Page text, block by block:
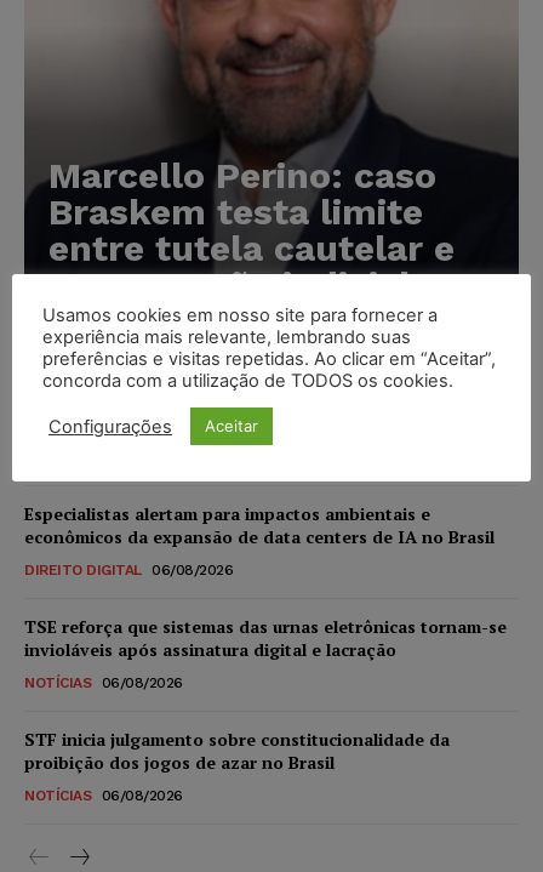
Marcello Perino: caso
Braskem testa limite
entre tutela cautelar e
recuperação judicial
Karina Silvério - 06/08/2026
segurança e acende alerta sobre riscos de autonomia
Especialistas alertam para impactos ambientais e
econômicos da expansão de data centers de IA no Brasil
DIREITO DIGITAL 06/08/2026
TSE reforça que sistemas das urnas eletrônicas tornam-se
invioláveis após assinatura digital e lacração
NOTÍCIAS 06/08/2026
STF inicia julgamento sobre constitucionalidade da
proibição dos jogos de azar no Brasil
NOTÍCIAS 06/08/2026
Usamos cookies em nosso site para fornecer a
experiência mais relevante, lembrando suas
preferências e visitas repetidas. Ao clicar em “Aceitar”,
concorda com a utilização de TODOS os cookies.
Configurações Aceitar